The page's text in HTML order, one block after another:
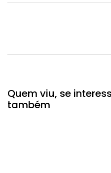
Quem viu, se
também